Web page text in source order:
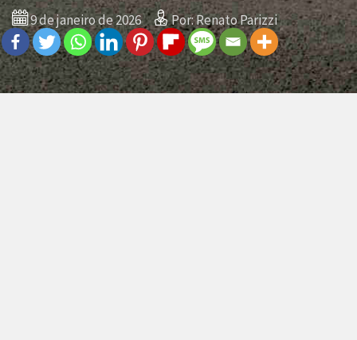
9 de janeiro de 2026 Por: Renato Parizzi